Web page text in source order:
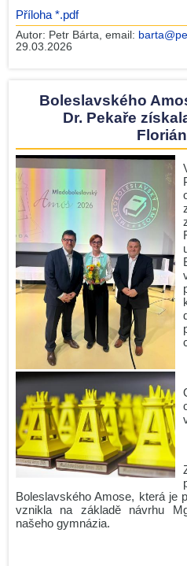
Příloha *.pdf
Autor: Petr Bárta, email:
29.03.2026
Boleslavského
Dr. Pekaře
Boleslavského Amose, která je
vznikla na základě návrhu
našeho gymnázia.